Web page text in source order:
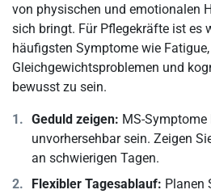
von physischen und emotionalen
sich bringt. Für Pflegekräfte ist es
häufigsten Symptome wie
Gleichgewichtsproblemen und
bewusst zu sein.
Geduld zeigen: MS-Symptome
unvorhersehbar sein. Zeigen
an schwierigen Tagen.
Flexibler Tagesablauf: Planen